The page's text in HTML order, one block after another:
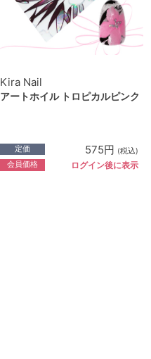
Kira Nail
アートホイル トロピカルピンク
定価 575円 (税込)
会員価格 ログイン後に表示